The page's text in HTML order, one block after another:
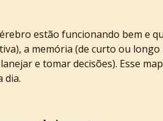
estão funcionando bem e
a memória (de curto ou longo
e tomar decisões). Esse
dia.